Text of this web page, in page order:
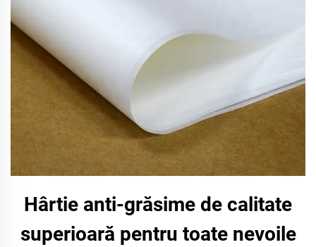
Hârtie anti-grăsime de calitate
superioară pentru toate nevoile